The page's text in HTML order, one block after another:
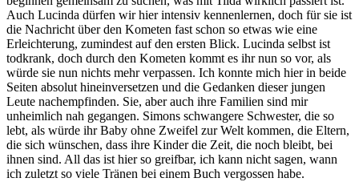
Auch Lucinda dürfen wir hier intensiv kennenlernen, doch für sie ist
die Nachricht über den Kometen fast schon so etwas wie eine
Erleichterung, zumindest auf den ersten Blick. Lucinda selbst ist
todkrank, doch durch den Kometen kommt es ihr nun so vor, als
würde sie nun nichts mehr verpassen. Ich konnte mich hier in beide
Seiten absolut hineinversetzen und die Gedanken dieser jungen
Leute nachempfinden. Sie, aber auch ihre Familien sind mir
unheimlich nah gegangen. Simons schwangere Schwester, die so
lebt, als würde ihr Baby ohne Zweifel zur Welt kommen, die Eltern,
die sich wünschen, dass ihre Kinder die Zeit, die noch bleibt, bei
ihnen sind. All das ist hier so greifbar, ich kann nicht sagen, wann
ich zuletzt so viele Tränen bei einem Buch vergossen habe.